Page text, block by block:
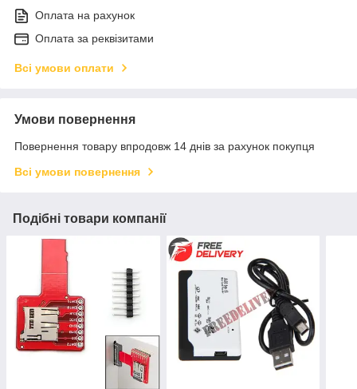
Оплата на рахунок
Оплата за реквізитами
Всі умови оплати
Умови повернення
Повернення товару впродовж 14 днів за рахунок покупця
Всі умови повернення
Подібні товари компанії